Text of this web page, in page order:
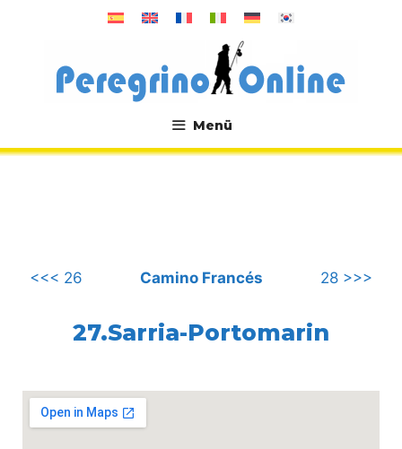
Menü
.
<<< 26 Camino Francés 28 >>>
27.Sarria-Portomarin